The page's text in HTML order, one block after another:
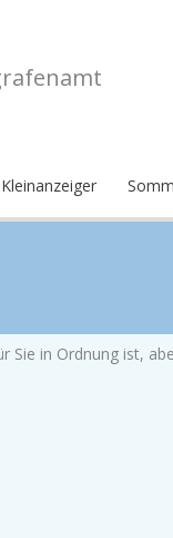
Kleinanzeiger
in Ordnung ist,